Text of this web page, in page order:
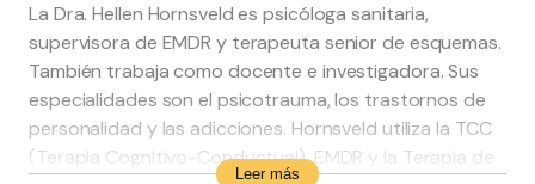
La Dra. Hellen Hornsveld es psicóloga sanitaria,
supervisora de EMDR y terapeuta senior de esquemas.
También trabaja como docente e investigadora. Sus
especialidades son el psicotrauma, los trastornos de
personalidad y las adicciones. Hornsveld utiliza la TCC
(Terapia Cognitivo-Conductual), EMDR y la Terapia de
Leer más